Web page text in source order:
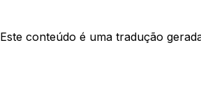
Este conteúdo é uma tradução